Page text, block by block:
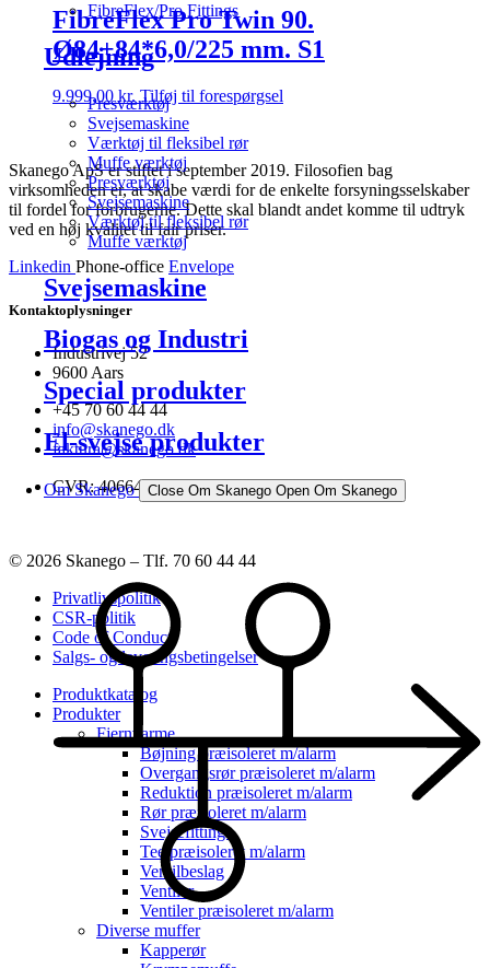
FibreFlex/Pro Fittings
Udlejning
Presværktøj
Svejsemaskine
Værktøj til fleksibel rør
Muffe værktøj
Presværktøj
Svejsemaskine
Værktøj til fleksibel rør
Muffe værktøj
Svejsemaskine
Biogas og Industri
Special produkter
El-svejse produkter
Om Skanego Close Om Skanego Open Om Skanego
FibreFlex Pro Twin 90.
Ø84+84*6,0/225 mm. S1
9.999,00 kr. Tilføj til forespørgsel
Skanego ApS er stiftet i september 2019. Filosofien bag
virksomheden er, at skabe værdi for de enkelte forsyningsselskaber
til fordel for forbrugerne. Dette skal blandt andet komme til udtryk
ved en høj kvalitet til fair priser.
Linkedin Phone-office Envelope
Kontaktoplysninger
Industrivej 52
9600 Aars
+45 70 60 44 44
info@skanego.dk
faktura@skanego.dk
CVR: 40664742
© 2026 Skanego – Tlf. 70 60 44 44
Privatlivspolitik
CSR-politik
Code of Conduct
Salgs- og leveringsbetingelser
Produktkatalog
Produkter
Fjernvarme
Bøjning præisoleret m/alarm
Overgangsrør præisoleret m/alarm
Reduktion præisoleret m/alarm
Rør præisoleret m/alarm
Svejsefittings
Tee præisoleret m/alarm
Ventilbeslag
Ventiler
Ventiler præisoleret m/alarm
Diverse muffer
Kapperør